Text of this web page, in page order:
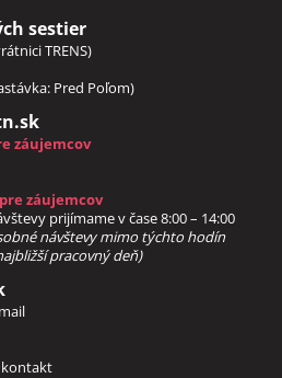
sestier
TRENS)
Pred Poľom)
záujemcov
záujemcov
prijímame v čase 8:00 – 14:00
návštevy mimo týchto hodín
pracovný deň)
kontakt